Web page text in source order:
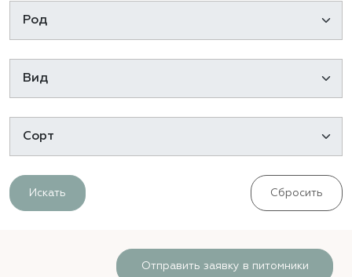
Искать Сбросить
Отправить заявку в питомники